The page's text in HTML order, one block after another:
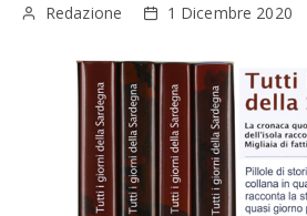
Redazione 1 Dicembre 2020